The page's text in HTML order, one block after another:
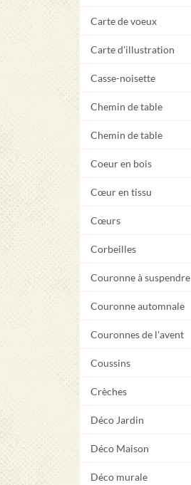
Carte de voeux
Carte d'illustration
Casse-noisette
Chemin de table
Chemin de table
Coeur en bois
Cœur en tissu
Cœurs
Corbeilles
Couronne à suspendre
Couronne automnale
Couronnes de l'avent
Coussins
Crèches
Déco Jardin
Déco Maison
Déco murale